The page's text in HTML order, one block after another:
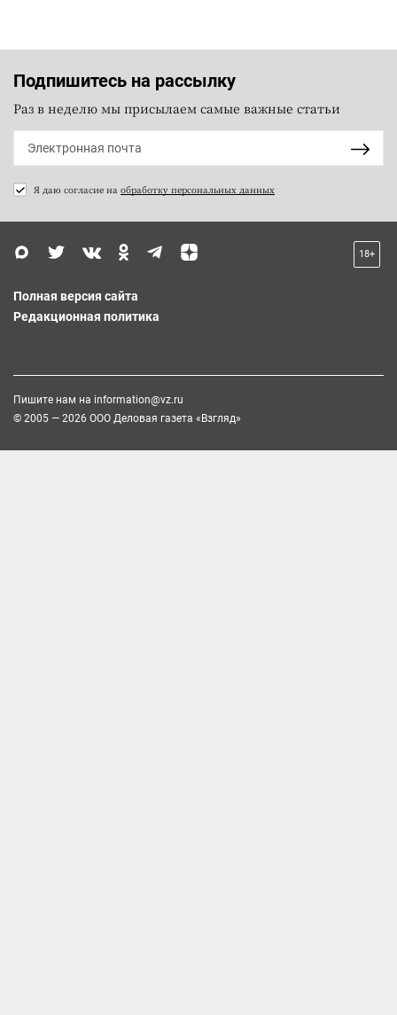
Подпишитесь на рассылку
Раз в неделю мы присылаем самые важные статьи
Я даю согласие на обработку персональных данных
18+
Полная версия сайта
Редакционная политика
Пишите нам на information@vz.ru
© 2005 — 2026 ООО Деловая газета «Взгляд»